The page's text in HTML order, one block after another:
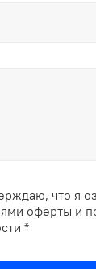
что я
оферты и
*